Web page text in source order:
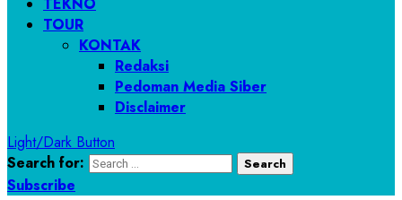
TOUR
KONTAK
Redaksi
Pedoman Media Siber
Disclaimer
Light/Dark Button
Search for:
Subscribe